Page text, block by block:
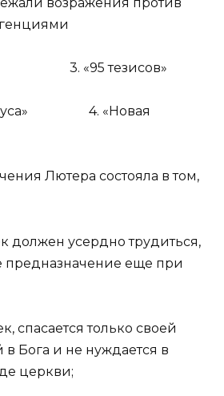
3. «95 тезисов»
4. «Новая
Лютера состояла в том,
должен усердно трудиться,
предназначение еще при
спасается только своей
Бога и не нуждается в
церкви;